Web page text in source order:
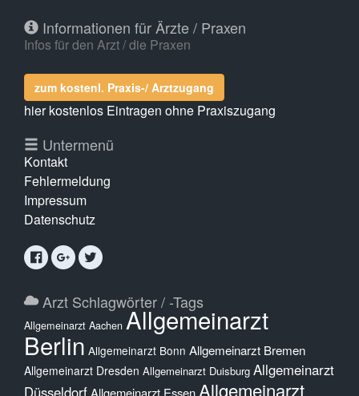
Informationen für Ärzte / Praxen
Infos für den Arzt / die Praxen
zum kostenl. Praxis-/ Arztzugang
hier kostenlos Eintragen ohne Praxiszugang
Untermenü
Kontakt
Fehlermeldung
Impressum
Datenschutz
Arzt Schlagwörter / -Tags
Allgemeinarzt Aachen Allgemeinarzt
Berlin Allgemeinarzt Bonn Allgemeinarzt Bremen
Allgemeinarzt Dresden Allgemeinarzt Duisburg Allgemeinarzt
Düsseldorf Allgemeinarzt Essen Allgemeinarzt